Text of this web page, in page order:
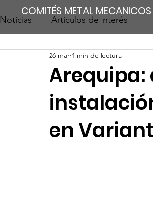
COMITÉS METAL MECANICOS
Noticias Articulos de interés
Arequipa:
en
26 mar 1 min de lectura